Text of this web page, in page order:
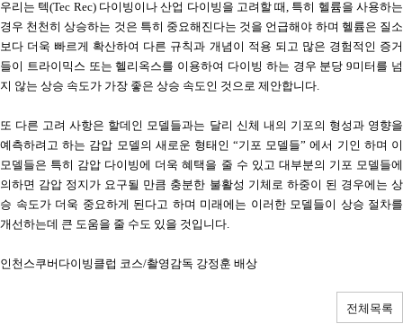
우리는 텍(Tec Rec) 다이빙이나 산업 다이빙을 고려할 때 특히 헬륨을 사용하는
경우 천천히 상승하는 것은 특히 중요해진다는 것을 언급해야 하며 헬륨은 질소
보다 더욱 빠르게 확산하여 다른 규칙과 개념이 적용 되고 많은 경험적인 증거
들이 트라이믹스 또는 헬리옥스를 이용하여 다이빙 하는 경우 분당 9미터를 넘
지 않는 상승 속도가 가장 좋은 상승 속도인 것으로 제안합니다
또 다른 고려 사항은 할데인 모델들과는 달리 신체 내의 기포의 형성과 영향을
예측하려고 하는 감압 모델의 새로운 형태인 “기포 모델들” 에서 기인 하며 이
모델들은 특히 감압 다이빙에 더욱 혜택을 줄 수 있고 대부분의 기포 모델들에
의하면 감압 정지가 요구될 만큼 충분한 불활성 기체로 하중이 된 경우에는 상
승 속도가 더욱 중요하게 된다고 하며 미래에는 이러한 모델들이 상승 절차를
개선하는데 큰 도움을 줄 수도 있을 것입니다
인천스쿠버다이빙클럽 코스/촬영감독 강정훈 배상
전체목록